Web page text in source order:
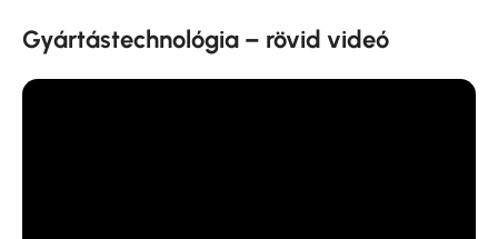
Gyártástechnológia – rövid videó